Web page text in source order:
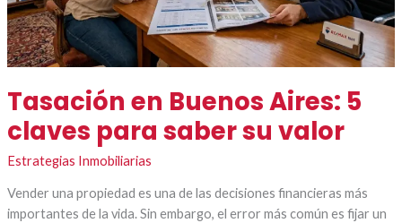
Tasación en Buenos Aires: 5
claves para saber su valor
Estrategias Inmobiliarias
Vender una propiedad es una de las decisiones financieras más
importantes de la vida. Sin embargo, el error más común es fijar un